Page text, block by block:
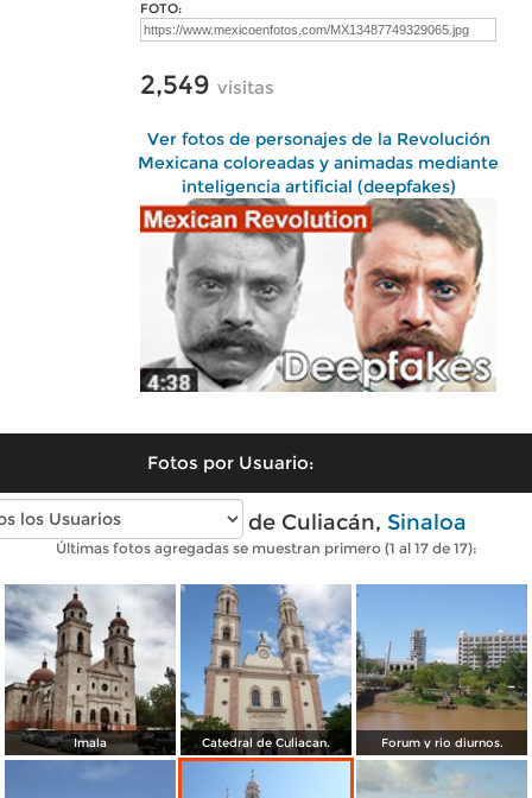
FOTO:
2,549 visitas
Ver fotos de personajes de la Revolución
Mexicana coloreadas y animadas mediante
inteligencia artificial (deepfakes)
Fotos por Usuario:
Fotos modernas de Culiacán, Sinaloa
Últimas fotos agregadas se muestran primero (1 al 17 de 17):
Imala Catedral de Culiacan. Forum y rio diurnos.